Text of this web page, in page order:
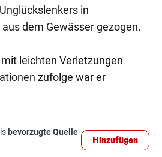
in
dem Gewässer gezogen.
leichten Verletzungen
zufolge war er
bevorzugte Quelle
Hinzufügen